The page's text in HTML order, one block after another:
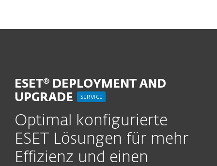
ESET® DEPLOYMENT AND
UPGRADE
SERVICE
Optimal konfigurierte
ESET Lösungen für mehr
Effizienz und einen